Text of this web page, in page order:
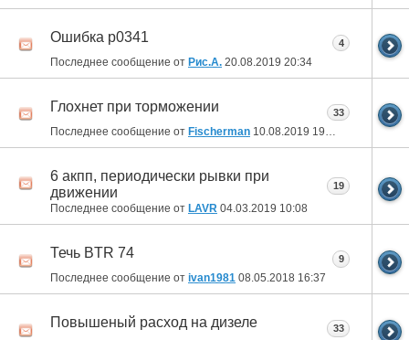
Ошибка р0341
Последнее сообщение от Рис.А. 20.08.2019 20:34
4
Глохнет при торможении
Последнее сообщение от Fischerman 10.08.2019 19:59
33
6 акпп, периодически рывки при
движении
Последнее сообщение от LAVR 04.03.2019 10:08
19
Течь BTR 74
Последнее сообщение от ivan1981 08.05.2018 16:37
9
Повышеный расход на дизеле 33